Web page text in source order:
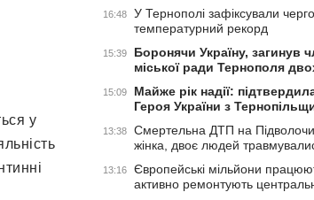
у
16:48
У Тернополі зафіксували
температурний рекорд
15:39
Боронячи Україну, загинув
міської ради Тернополя
15:09
Майже рік надії:
Героя України з
13:38
Смертельна ДТП на
жінка, двоє людей
13:16
Європейські мільйони
активно ремонтують